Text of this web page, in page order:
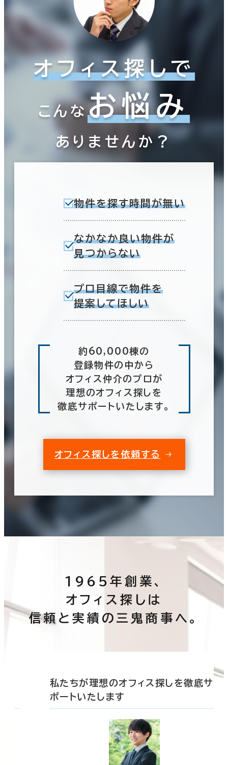
オフィス探しで
こんなお悩み
ありませんか？
物件を探す時間が無い
なかなか良い物件が
見つからない
プロ目線で物件を
提案してほしい
約60,000棟の
登録物件の中から
オフィス仲介のプロが
理想のオフィス探しを
徹底サポートいたします。
オフィス探しを依頼する
1965年創業、
オフィス探しは
信頼と実績の三鬼商事へ。
私たちが理想のオフィス探しを徹底サ
ポートいたします